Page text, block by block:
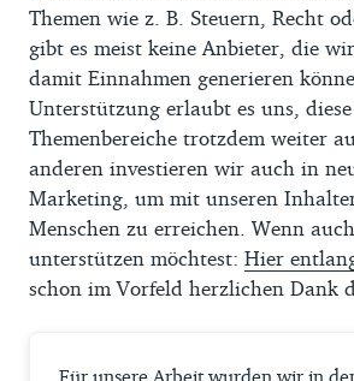
Themen wie z. B. Steuern, Recht
gibt es meist keine Anbieter, die
damit Einnahmen generieren
Unterstützung erlaubt es uns,
Themenbereiche trotzdem weiter
anderen investieren wir auch in
Marketing, um mit unseren
Menschen zu erreichen. Wenn
unterstützen möchtest: Hier
schon im Vorfeld herzlichen Dank
Für unsere Arbeit wurden wir in